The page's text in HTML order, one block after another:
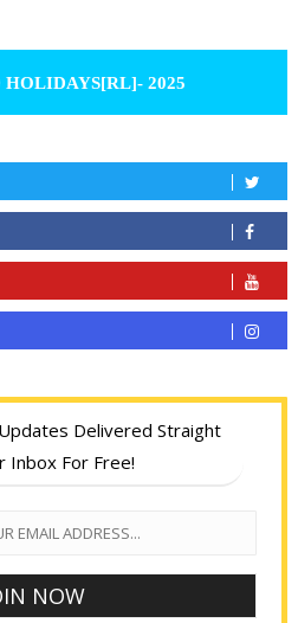
HOLIDAYS[RL]- 2025
Delivered Straight
Inbox For Free!